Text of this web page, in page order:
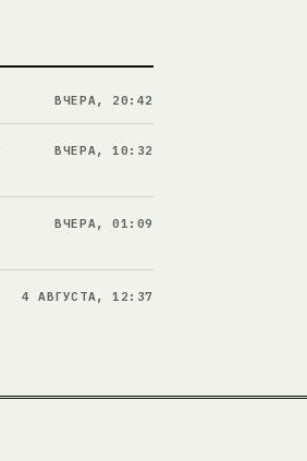
ВЧЕРА, 20:42
ВЧЕРА, 10:32
ВЧЕРА, 01:09
4 АВГУСТА, 12:37